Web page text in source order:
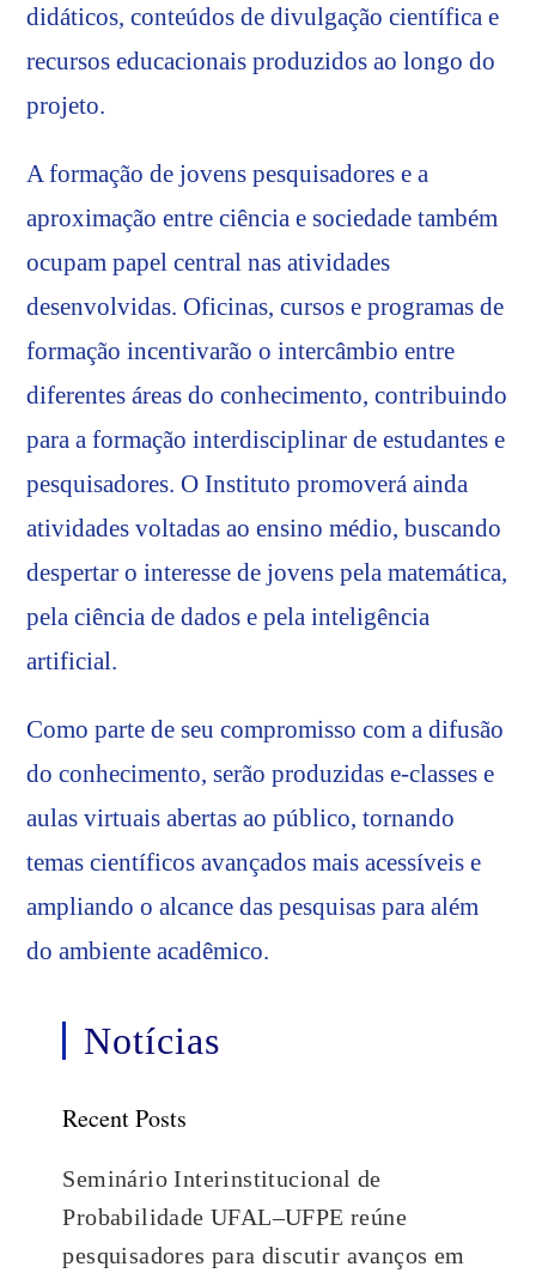
didáticos, conteúdos de divulgação científica e
recursos educacionais produzidos ao longo do
projeto.
A formação de jovens pesquisadores e a
aproximação entre ciência e sociedade também
ocupam papel central nas atividades
desenvolvidas. Oficinas, cursos e programas de
formação incentivarão o intercâmbio entre
diferentes áreas do conhecimento, contribuindo
para a formação interdisciplinar de estudantes e
pesquisadores. O Instituto promoverá ainda
atividades voltadas ao ensino médio, buscando
despertar o interesse de jovens pela matemática,
pela ciência de dados e pela inteligência
artificial.
Como parte de seu compromisso com a difusão
do conhecimento, serão produzidas e-classes e
aulas virtuais abertas ao público, tornando
temas científicos avançados mais acessíveis e
ampliando o alcance das pesquisas para além
do ambiente acadêmico.
Notícias
Recent Posts
Seminário Interinstitucional de
Probabilidade UFAL–UFPE reúne
pesquisadores para discutir avanços em